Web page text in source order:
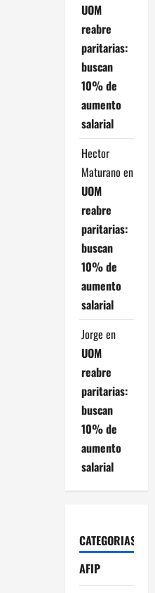
UOM
reabre
paritarias:
buscan
10% de
aumento
salarial
Hector
Maturano en
UOM
reabre
paritarias:
buscan
10% de
aumento
salarial
Jorge en
UOM
reabre
paritarias:
buscan
10% de
aumento
salarial
CATEGORIAS
AFIP